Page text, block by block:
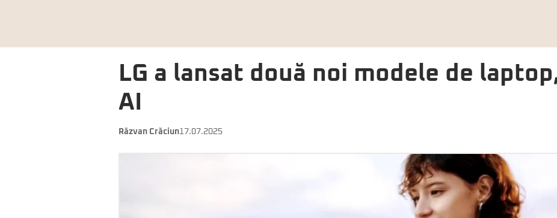
LG a lansat două noi modele de
AI
Răzvan Crăciun17.07.2025